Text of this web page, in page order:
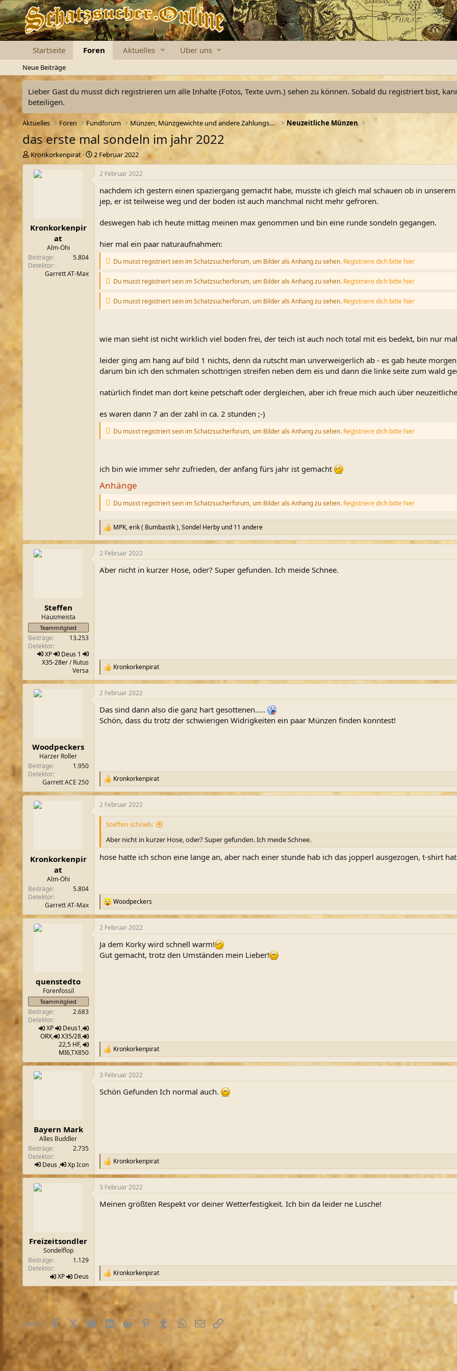
Startseite Foren Aktuelles Über uns
Neue Beiträge
Lieber Gast du musst dich registrieren um alle Inhalte (Fotos, Texte uvm.) sehen zu können. Sobald du registriert bist,
beteiligen.
Aktuelles Foren Fundforum Münzen, Münzgewichte und andere Zahlungsmittel Neuzeitliche Münzen
das erste mal sondeln im jahr 2022
E
r
r
Kronkorkenpirat
E
r
t
2 Februar 2022
Kronkorkenpir
at
Alm-Öhi
Beiträge
5.804
Detektor
Garrett AT-Max
2 Februar 2022
nachdem ich gestern einen spaziergang gemacht habe, musste ich gleich mal schauen ob in
jep, er ist teilweise weg und der boden ist auch manchmal nicht mehr gefroren.
deswegen hab ich heute mittag meinen max genommen und bin eine runde sondeln gegangen.
hier mal ein paar naturaufnahmen:
Du musst registriert sein im Schatzsucherforum, um Bilder als Anhang zu sehen. Registriere dich bitte hier
Du musst registriert sein im Schatzsucherforum, um Bilder als Anhang zu sehen. Registriere dich bitte hier
Du musst registriert sein im Schatzsucherforum, um Bilder als Anhang zu sehen. Registriere dich bitte hier
wie man sieht ist nicht wirklich viel boden frei, der teich ist auch noch total mit eis bedekt, bin nur
leider ging am hang auf bild 1 nichts, denn da rutscht man unverweigerlich ab - es gab heute
darum bin ich den schmalen schottrigen streifen neben dem eis und dann die linke seite zum wald
natürlich findet man dort keine petschaft oder dergleichen, aber ich freue mich auch über
es waren dann 7 an der zahl in ca. 2 stunden ;-)
Du musst registriert sein im Schatzsucherforum, um Bilder als Anhang zu sehen. Registriere dich bitte hier
ich bin wie immer sehr zufrieden, der anfang fürs jahr ist gemacht
Anhänge
Du musst registriert sein im Schatzsucherforum, um Bilder als Anhang zu sehen. Registriere dich bitte hier
R
e
a
k
i
MPK,erik ( Bumbastik ),Sondel Herbyund 11 andere
Steffen
Hausmeista
Teammitglied
Beiträge
13.253
Detektor
XP
Deus 1
X35-28er/ Rutus
Versa
2 Februar 2022
Aber nicht in kurzer Hose, oder? Super gefunden. Ich meide Schnee.
R
e
a
k
i
o
Kronkorkenpirat
Woodpeckers
Harzer Roller
Beiträge
1.950
Detektor
Garrett ACE 250
2 Februar 2022
Das sind dann also die ganz hart gesottenen.....
Schön, dass du trotz der schwierigen Widrigkeiten ein paar Münzen finden konntest!
R
e
a
k
t
n
e
n
Kronkorkenpirat
Kronkorkenpir
at
Alm-Öhi
Beiträge
5.804
Detektor
Garrett AT-Max
2 Februar 2022
Steffen schrieb:
Aber nicht in kurzer Hose, oder? Super gefunden. Ich meide Schnee.
hose hatte ich schon eine lange an, aber nach einer stunde hab ich das jopperl ausgezogen, t-shirt
R
e
a
k
i
o
Woodpeckers
quenstedto
Forenfossil
Teammitglied
Beiträge
2.683
Detektor
XP
Deus1,
ORX, X35/28,
22,5 HF,
MI6,TX850
2 Februar 2022
Ja dem Korky wird schnell warm!
Gut gemacht, trotz den Umständen mein Lieber!
R
e
a
k
i
Kronkorkenpirat
Bayern Mark
Alles Buddler
Beiträge
2.735
Detektor
Deus, XpIcon
3 Februar 2022
Schön Gefunden Ich normal auch.
R
e
a
k
i
Kronkorkenpirat
Freizeitsondler
Sondelflop
Beiträge
1.129
Detektor
XP
Deus
3 Februar 2022
Meinen größten Respekt vor deiner Wetterfestigkeit. Ich bin da leider ne Lusche!
R
e
a
k
t
:
Kronkorkenpirat
Teilen: FacebookX (Twitter)
BlueskyLinkedIn
Reddit PinterestTumblrWhatsApp
E-MailLink